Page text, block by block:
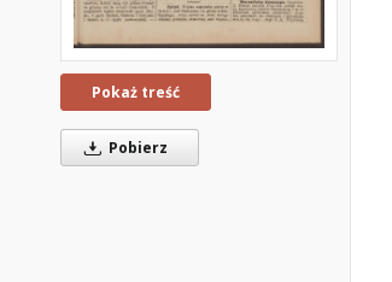
Pokaż treść
Pobierz